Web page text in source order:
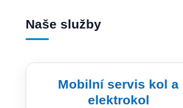
Naše služby
Mobilní servis kol a
elektrokol